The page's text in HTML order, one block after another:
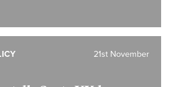
21st November